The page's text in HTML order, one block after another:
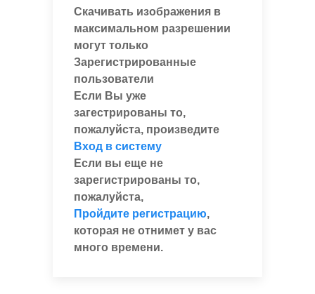
Скачивать изображения в
максимальном разрешении
могут только
Зарегистрированные
пользователи
Если Вы уже
загестрированы то,
пожалуйста, произведите
Вход в систему
Если вы еще не
зарегистрированы то,
пожалуйста,
Пройдите регистрацию,
которая не отнимет у вас
много времени.